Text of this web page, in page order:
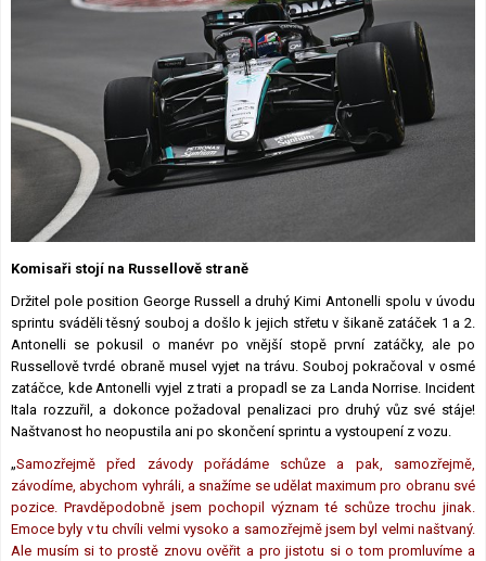
Kalendář F1
Výsledky F1
Týmy a jezdci F1
Komisaři stojí na Russellově straně
Držitel pole position George Russell a druhý Kimi Antonelli spolu v úvodu
sprintu sváděli těsný souboj a došlo k jejich střetu v šikaně zatáček 1 a 2.
Antonelli se pokusil o manévr po vnější stopě první zatáčky, ale po
Russellově tvrdé obraně musel vyjet na trávu. Souboj pokračoval v osmé
zatáčce, kde Antonelli vyjel z trati a propadl se za Landa Norrise. Incident
Itala rozzuřil, a dokonce požadoval penalizaci pro druhý vůz své stáje!
Naštvanost ho neopustila ani po skončení sprintu a vystoupení z vozu.
„Samozřejmě před závody pořádáme schůze a pak, samozřejmě,
závodíme, abychom vyhráli, a snažíme se udělat maximum pro obranu své
pozice. Pravděpodobně jsem pochopil význam té schůze trochu jinak.
Emoce byly v tu chvíli velmi vysoko a samozřejmě jsem byl velmi naštvaný.
Ale musím si to prostě znovu ověřit a pro jistotu si o tom promluvíme a